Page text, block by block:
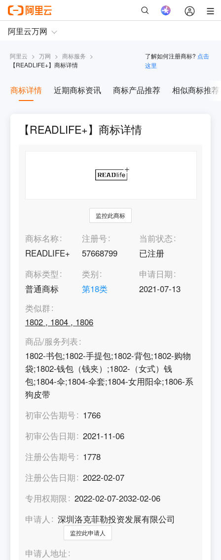
阿里云 > 万网 > 商标服务 >
【READLIFE+】商标详情
了解如何注册商标? 点击
这里
商标详情 近期商标资讯 商标产品推荐 相似商标推荐
【READLIFE+】商标详情
监控此商标
商标名称
READLIFE+
注册号
57668799
当前状态
已注册
商标类型
普通商标
类别
第18类
申请日期
2021-07-13
类似群
1802 , 1804 , 1806
商品/服务列表
1802-书包;1802-手提包;1802-背包;1802-购物
袋;1802-钱包（钱夹）;1802-（女式）钱
包;1804-伞;1804-伞套;1804-女用阳伞;1806-系
狗皮带
初审公告期号
1766
初审公告日期
2021-11-06
注册公告期号
1778
注册公告日期
2022-02-07
专用权期限
2022-02-07-2032-02-06
申请人
深圳洛克菲勒投资发展有限公司
监控此申请人
申请人地址